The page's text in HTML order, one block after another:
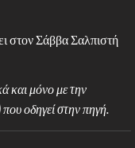
στον Σάββα Σαλπιστή
και μόνο με την
οδηγεί στην πηγή.